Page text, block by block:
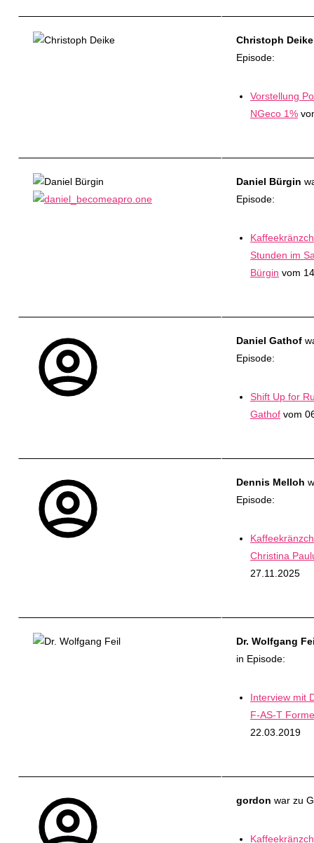
Christoph Deike
Episode:
Vorstellung
NGeco 1%
Daniel Bürgin
Episode:
Stunden im
Bürgin vom
Daniel Gathof
Episode:
Shift Up for
Gathof vom
Dennis Melloh
Episode:
Christina
27.11.2025
Dr. Wolfgang
in Episode:
Interview mit
F-AS-T
22.03.2019
gordon war zu